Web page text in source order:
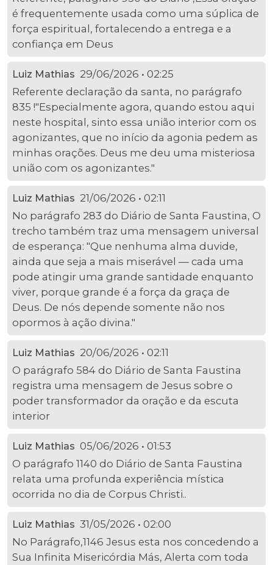
é frequentemente usada como uma súplica de
força espiritual, fortalecendo a entrega e a
confiança em Deus
Luiz Mathias 29/06/2026 • 02:25
Referente declaração da santa, no parágrafo
835 !"Especialmente agora, quando estou aqui
neste hospital, sinto essa união interior com os
agonizantes, que no início da agonia pedem as
minhas orações. Deus me deu uma misteriosa
união com os agonizantes."
Luiz Mathias 21/06/2026 • 02:11
No parágrafo 283 do Diário de Santa Faustina, O
trecho também traz uma mensagem universal
de esperança: "Que nenhuma alma duvide,
ainda que seja a mais miserável — cada uma
pode atingir uma grande santidade enquanto
viver, porque grande é a força da graça de
Deus. De nós depende somente não nos
opormos à ação divina."
Luiz Mathias 20/06/2026 • 02:11
O parágrafo 584 do Diário de Santa Faustina
registra uma mensagem de Jesus sobre o
poder transformador da oração e da escuta
interior
Luiz Mathias 05/06/2026 • 01:53
O parágrafo 1140 do Diário de Santa Faustina
relata uma profunda experiência mística
ocorrida no dia de Corpus Christi..
Luiz Mathias 31/05/2026 • 02:00
No Parágrafo,1146 Jesus esta nos concedendo a
Sua Infinita Misericórdia Más, Alerta com toda